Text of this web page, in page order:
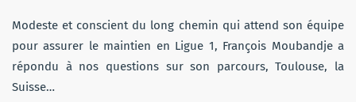
Modeste et conscient du long chemin qui attend son équipe
pour assurer le maintien en Ligue 1, François Moubandje a
répondu à nos questions sur son parcours, Toulouse, la
Suisse…